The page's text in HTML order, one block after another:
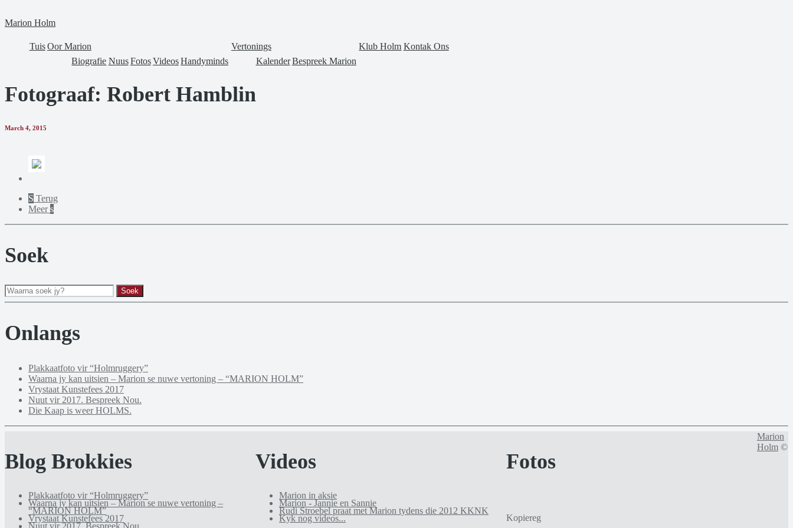
Marion Holm
Tuis Oor Marion
Biografie Nuus FotosVideosHandyminds
Vertonings
Kalender Bespreek Marion
Klub Holm Kontak Ons
Fotograaf: Robert Hamblin
March 4, 2015
S Terug
Meers
Soek
Onlangs
Plakkaatfoto vir “Holmruggery”
Waarna jy kan uitsien – Marion se nuwe vertoning – “MARION HOLM”
Vrystaat Kunstefees 2017
Nuut vir 2017. Bespreek Nou.
Die Kaap is weer HOLMS.
Blog Brokkies
Plakkaatfoto vir “Holmruggery”
Waarna jy kan uitsien – Marion se nuwe vertoning –
“MARION HOLM”
Vrystaat Kunstefees 2017
Nuut vir 2017. Bespreek Nou.
Videos
Marion in aksie
Marion - Jannie en Sannie
Rudi Stroebel praat met Marion tydens die 2012 KKNK
Kyk nog videos...
Fotos
Marion
Holm©
Kopiereg